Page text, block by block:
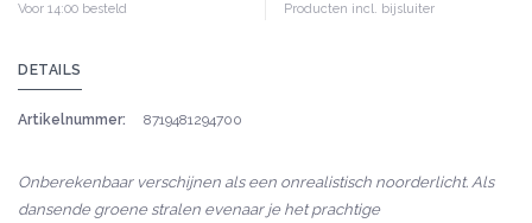
Voor 14:00 besteld
Producten incl. bijsluiter
DETAILS
Artikelnummer: 8719481294700
Onberekenbaar verschijnen als een onrealistisch noorderlicht. Als
dansende groene stralen evenaar je het prachtige